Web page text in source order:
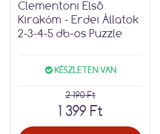
Clementoni Első
Kirakóm - Erdei Állatok
2-3-4-5 db-os Puzzle
KÉSZLETEN VAN
2 190 Ft
1 399 Ft